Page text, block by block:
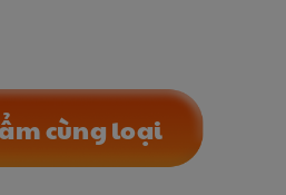
cùng loại